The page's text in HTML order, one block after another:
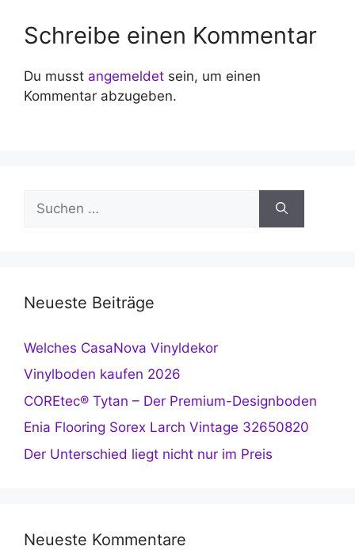
Schreibe einen Kommentar
Du musst angemeldet sein, um einen
Kommentar abzugeben.
nach:
Neueste Beiträge
Welches CasaNova Vinyldekor
Vinylboden kaufen 2026
COREtec® Tytan – Der Premium-Designboden
Enia Flooring Sorex Larch Vintage 32650820
Der Unterschied liegt nicht nur im Preis
Neueste Kommentare